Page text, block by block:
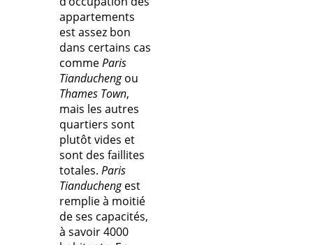
appartements
est assez bon
dans certains cas
commeParis
Tianduchengou
Thames Town,
mais les autres
quartiers sont
plutôt vides et
sont des faillites
totales. Paris
Tianduchengest
remplie à moitié
de ses capacités,
à savoir 4000